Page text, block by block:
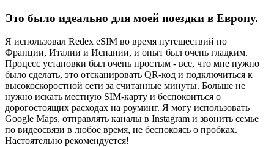
Это было идеально для моей поездки в Европу.
Я использовал Redex eSIM во время путешествий по
Франции, Италии и Испании, и опыт был очень гладким.
Процесс установки был очень простым - все, что мне нужно
было сделать, это отсканировать QR-код и подключиться к
высокоскоростной сети за считанные минуты. Больше не
нужно искать местную SIM-карту и беспокоиться о
дорогостоящих расходах на роуминг. Я могу использовать
Google Maps, отправлять каналы в Instagram и звонить семье
по видеосвязи в любое время, не беспокоясь о пробках.
Настоятельно рекомендуется!